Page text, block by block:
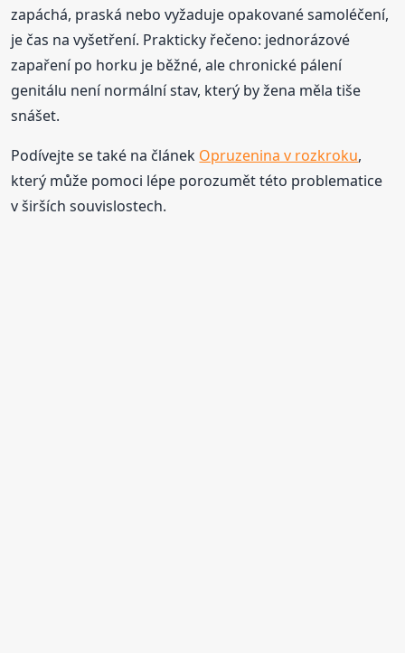
zapáchá, praská nebo vyžaduje opakované samoléčení,
je čas na vyšetření. Prakticky řečeno: jednorázové
zapaření po horku je běžné, ale chronické pálení
genitálu není normální stav, který by žena měla tiše
snášet.
Podívejte se také na článek Opruzenina v rozkroku,
který může pomoci lépe porozumět této problematice
v širších souvislostech.